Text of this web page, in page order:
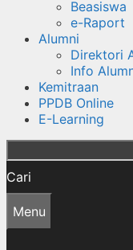
Beasiswa
e-Raport
Alumni
Direktori
Info
Kemitraan
PPDB Online
E-Learning
Cari
Menu